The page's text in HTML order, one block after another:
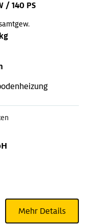
/ 140 PS
Mehr Details